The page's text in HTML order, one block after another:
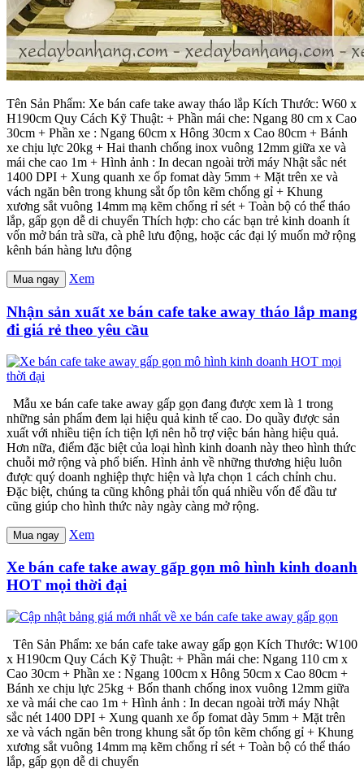
Tên Sản Phẩm: Xe bán cafe take away tháo lắp Kích Thước: W60 x
H190cm Quy Cách Kỹ Thuật: + Phần mái che: Ngang 80 cm x Cao
30cm + Phần xe : Ngang 60cm x Hông 30cm x Cao 80cm + Bánh
xe chịu lực 20kg + Hai thanh chống inox vuông 12mm giữa xe và
mái che cao 1m + Hình ảnh : In decan ngoài trời máy Nhật sắc nét
1400 DPI + Xung quanh xe ốp fomat dày 5mm + Mặt trên xe và
vách ngăn bên trong khung sắt ốp tôn kẽm chống gỉ + Khung
xương sắt vuông 14mm mạ kẽm chống rỉ sét + Toàn bộ có thể tháo
lắp, gấp gọn dễ di chuyển Thích hợp: cho các bạn trẻ kinh doanh ít
vốn mở bán trà sữa, cà phê lưu động, hoặc các đại lý muốn mở rộng
kênh bán hàng lưu động
Mua ngay Xem
Nhận sản xuất xe bán cafe take away tháo lắp mang
đi giá rẻ theo yêu cầu
Mẫu xe bán cafe take away gấp gọn đang được xem là 1 trong
những sản phẩm đem lại hiệu quả kinh tế cao. Do quầy được sản
xuất với nhiều tiện ích tiện lợi nên hỗ trợ việc bán hàng hiệu quả.
Hơn nữa, điểm đặc biệt của loại hình kinh doanh này theo hình thức
chuỗi mở rộng và phổ biến. Hình ảnh về những thương hiệu luôn
được quý doanh nghiệp thực hiện và lựa chọn 1 cách chỉnh chu.
Đặc biệt, chúng ta cũng không phải tốn quá nhiều vốn để đầu tư
cũng giúp cho hình thức này ngày càng mở rộng.
Mua ngay Xem
Xe bán cafe take away gấp gọn mô hình kinh doanh
HOT mọi thời đại
Tên Sản Phẩm: xe bán cafe take away gấp gọn Kích Thước: W100
x H190cm Quy Cách Kỹ Thuật: + Phần mái che: Ngang 110 cm x
Cao 30cm + Phần xe : Ngang 100cm x Hông 50cm x Cao 80cm +
Bánh xe chịu lực 25kg + Bốn thanh chống inox vuông 12mm giữa
xe và mái che cao 1m + Hình ảnh : In decan ngoài trời máy Nhật
sắc nét 1400 DPI + Xung quanh xe ốp fomat dày 5mm + Mặt trên
xe và vách ngăn bên trong khung sắt ốp tôn kẽm chống gỉ + Khung
xương sắt vuông 14mm mạ kẽm chống rỉ sét + Toàn bộ có thể tháo
lắp, gấp gọn dễ di chuyển